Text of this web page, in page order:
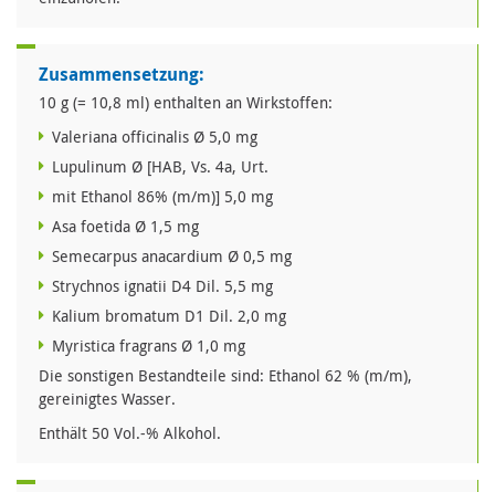
Zusammensetzung:
10 g (= 10,8 ml) enthalten an Wirkstoffen:
Valeriana officinalis Ø 5,0 mg
Lupulinum Ø [HAB, Vs. 4a, Urt.
mit Ethanol 86% (m/m)] 5,0 mg
Asa foetida Ø 1,5 mg
Semecarpus anacardium Ø 0,5 mg
Strychnos ignatii D4 Dil. 5,5 mg
Kalium bromatum D1 Dil. 2,0 mg
Myristica fragrans Ø 1,0 mg
Die sonstigen Bestandteile sind: Ethanol 62 % (m/m),
gereinigtes Wasser.
Enthält 50 Vol.-% Alkohol.